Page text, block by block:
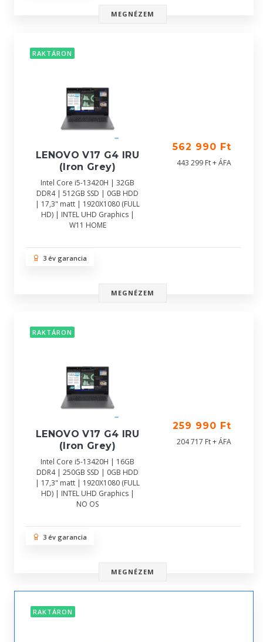
MEGNÉZEM
RAKTÁRON
LENOVO V17 G4 IRU
(Iron Grey)
Intel Core i5-13420H | 32GB
DDR4 | 512GB SSD | 0GB HDD
| 17,3" matt | 1920X1080 (FULL
HD) | INTEL UHD Graphics |
W11 HOME
562 990 Ft
443 299 Ft + ÁFA
3 év garancia
MEGNÉZEM
RAKTÁRON
LENOVO V17 G4 IRU
(Iron Grey)
Intel Core i5-13420H | 16GB
DDR4 | 250GB SSD | 0GB HDD
| 17,3" matt | 1920X1080 (FULL
HD) | INTEL UHD Graphics |
NO OS
259 990 Ft
204 717 Ft + ÁFA
3 év garancia
MEGNÉZEM
RAKTÁRON